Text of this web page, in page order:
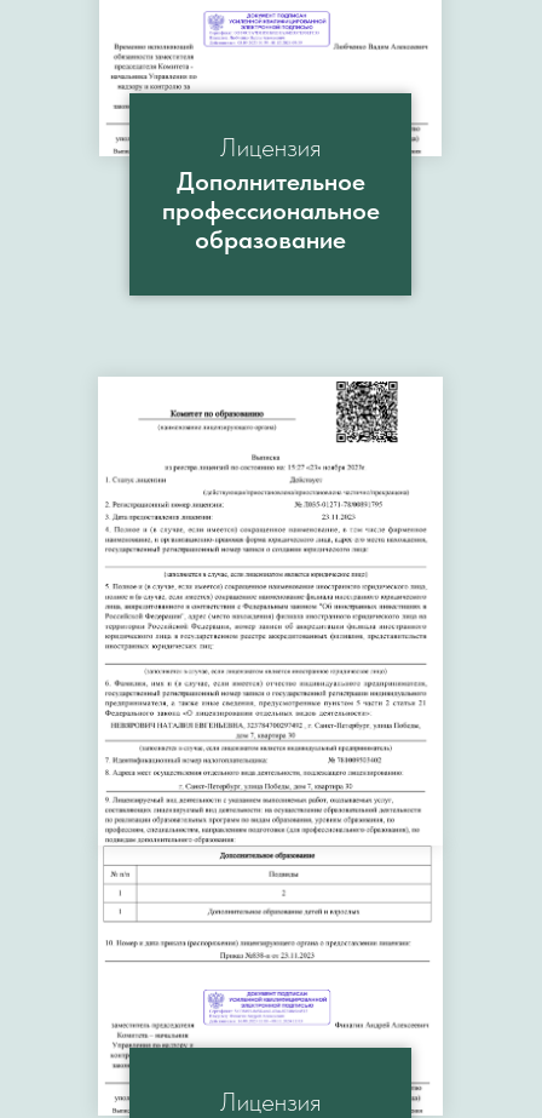
Лицензия
Лицензия
Дополнительное
професcиональное
образование